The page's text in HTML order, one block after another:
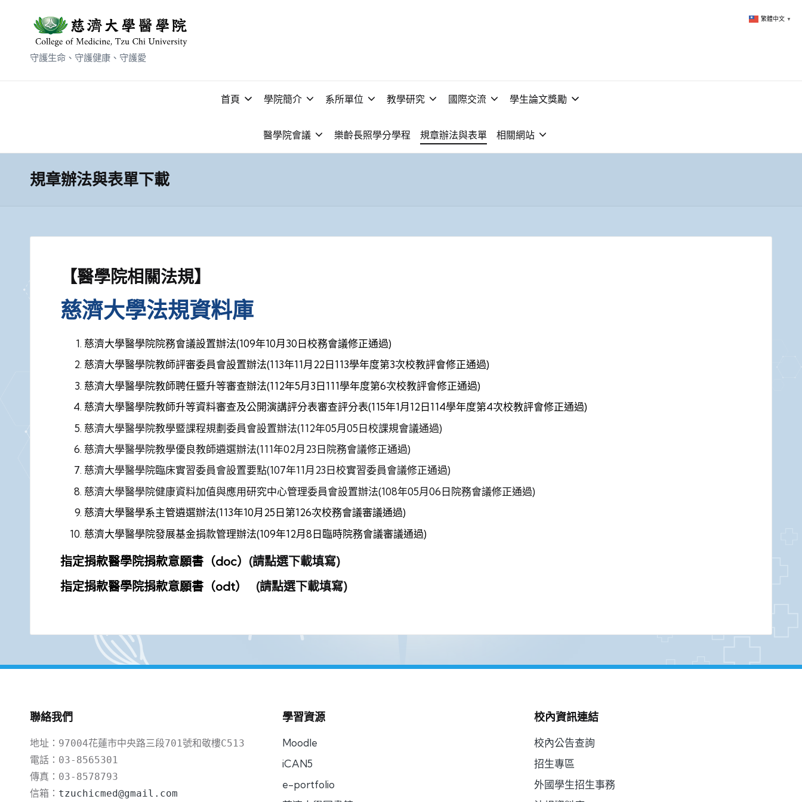
守護生命、守護健康、守護愛
首頁 學院簡介 系所單位 教學研究 國際交流 學生論文獎勵
醫學院會議 樂齡長照學分學程 規章辦法與表單 相關網站
規章辦法與表單下載
【醫學院相關法規】
慈濟大學法規資料庫
慈濟大學醫學院院務會議設置辦法(109年10月30日校務會議修正通過)
慈濟大學醫學院教師評審委員會設置辦法(113年11月22日113學年度第3次校教評會修正通過)
慈濟大學醫學院教師聘任暨升等審查辦法(112年5月3日111學年度第6次校教評會修正通過)
慈濟大學醫學院教師升等資料審查及公開演講評分表審查評分表(115年1月12日114學年度第4次校教評會修正通過)
慈濟大學醫學院教學暨課程規劃委員會設置辦法(112年05月05日校課規會議通過)
慈濟大學醫學院教學優良教師遴選辦法(111年02月23日院務會議修正通過)
慈濟大學醫學院臨床實習委員會設置要點(107年11月23日校實習委員會議修正通過)
慈濟大學醫學院健康資料加值與應用研究中心管理委員會設置辦法(108年05月06日院務會議修正通過)
慈濟大學醫學系主管遴選辦法(113年10月25日第126次校務會議審議通過)
慈濟大學醫學院發展基金捐款管理辦法(109年12月8日臨時院務會議審議通過)
指定捐款醫學院捐款意願書（doc） (請點選下載填寫)
指定捐款醫學院捐款意願書（odt） (請點選下載填寫)
聯絡我們
地址：97004花蓮市中央路三段701號和敬樓C513
電話：03-8565301
傳真：03-8578793
信箱： tzuchicmed@gmail.com
學習資源
Moodle
iCAN5
e-portfolio
校內資訊連結
校內公告查詢
招生專區
外國學生招生事務
繁體中文 ▼